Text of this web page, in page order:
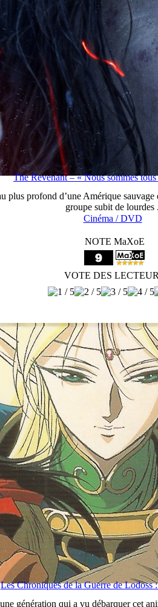
The Revenant – « Nous sommes tous
profond d’une Amérique
groupe subit de lourdes
Cinéma / DVD
NOTE MaXoE
VOTE DES
Les Chroniques de la Guerre de Lodoss
génération qui a vu débarquer cet